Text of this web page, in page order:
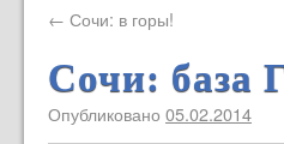
← Сочи: в горы!
Сочи: база
Опубликовано 05.02.2014